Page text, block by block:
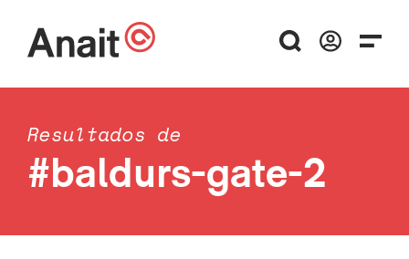
Resultados de
#baldurs-gate-2